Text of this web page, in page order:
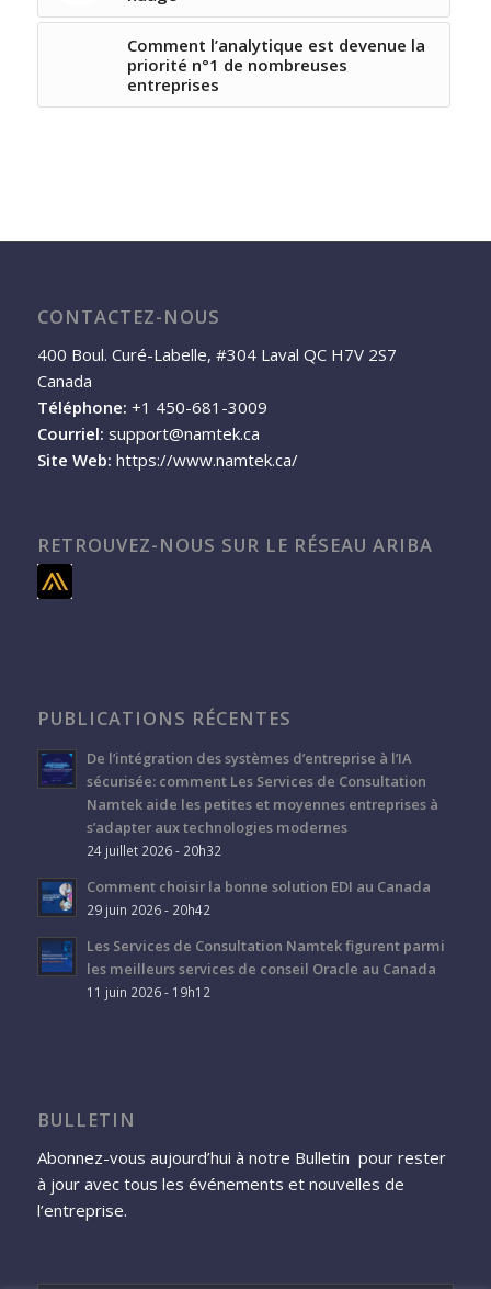
Comment l’analytique est devenue la
priorité n°1 de nombreuses
entreprises
CONTACTEZ-NOUS
400 Boul. Curé-Labelle, #304 Laval QC H7V 2S7
Canada
Téléphone: +1 450-681-3009
Courriel: support@namtek.ca
Site Web: https://www.namtek.ca/
RETROUVEZ-NOUS SUR LE RÉSEAU ARIBA
PUBLICATIONS RÉCENTES
De l’intégration des systèmes d’entreprise à l’IA
sécurisée: comment Les Services de Consultation
Namtek aide les petites et moyennes entreprises à
s’adapter aux technologies modernes
24 juillet 2026 - 20h32
Comment choisir la bonne solution EDI au Canada
29 juin 2026 - 20h42
Les Services de Consultation Namtek figurent parmi
les meilleurs services de conseil Oracle au Canada
11 juin 2026 - 19h12
BULLETIN
Abonnez-vous aujourd’hui à notre Bulletin pour rester
à jour avec tous les événements et nouvelles de
l’entreprise.